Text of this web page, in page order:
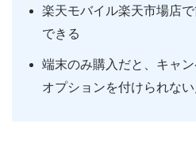
楽天モバイル楽天市場店
できる
端末のみ購入だと、キャ
オプションを付けられな